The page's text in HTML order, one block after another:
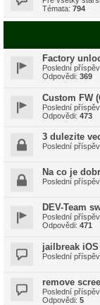
Témata: 794
Factory
Poslední
Odpovědi: 369
Custom FW
Poslední
Odpovědi: 473
3 dulezite
Poslední
Na co je
Poslední
DEV-Team
Poslední
Odpovědi: 471
jailbreak iOS
Poslední
remove
Poslední
Odpovědi: 5